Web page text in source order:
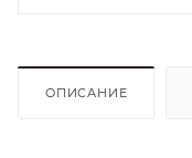
ОПИСАНИЕ